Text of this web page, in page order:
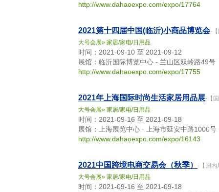
http://www.dahaoexpo.com/expo/17764
2021第十四届中国(临沂)小商品博览会-
大号会展» 家居/家电/日用品
时间：2021-09-10 至 2021-09-12
展馆：临沂国际博览中心 - 兰山区双岭路49号
http://www.dahaoexpo.com/expo/17755
2021年上海国际时尚生活家居用品展-【
大号会展» 家居/家电/日用品
时间：2021-09-16 至 2021-09-18
展馆：上海展览中心 - 上海市延安中路1000号
http://www.dahaoexpo.com/expo/16143
​2021中国跨境电商交易会（秋季）
-【国内
大号会展» 家居/家电/日用品
时间：2021-09-16 至 2021-09-18